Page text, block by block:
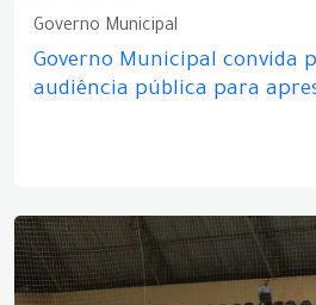
Governo Municipal
Governo Municipal convida
audiência pública para